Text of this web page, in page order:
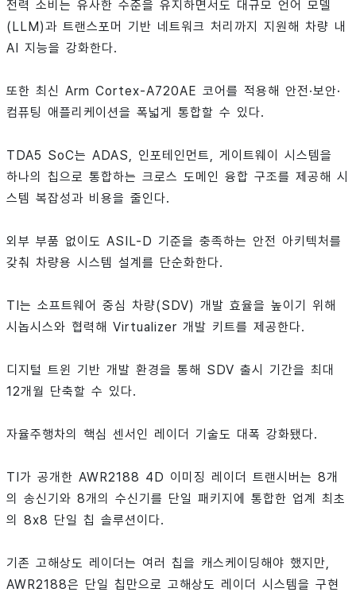
전력 소비는 유사한 수준을 유지하면서도 대규모 언어 모델
(LLM)과 트랜스포머 기반 네트워크 처리까지 지원해 차량 내
AI 지능을 강화한다.
또한 최신 Arm Cortex-A720AE 코어를 적용해 안전·보안·
컴퓨팅 애플리케이션을 폭넓게 통합할 수 있다.
TDA5 SoC는 ADAS, 인포테인먼트, 게이트웨이 시스템을
하나의 칩으로 통합하는 크로스 도메인 융합 구조를 제공해 시
스템 복잡성과 비용을 줄인다.
외부 부품 없이도 ASIL-D 기준을 충족하는 안전 아키텍처를
갖춰 차량용 시스템 설계를 단순화한다.
TI는 소프트웨어 중심 차량(SDV) 개발 효율을 높이기 위해
시놉시스와 협력해 Virtualizer 개발 키트를 제공한다.
디지털 트윈 기반 개발 환경을 통해 SDV 출시 기간을 최대
12개월 단축할 수 있다.
자율주행차의 핵심 센서인 레이더 기술도 대폭 강화됐다.
TI가 공개한 AWR2188 4D 이미징 레이더 트랜시버는 8개
의 송신기와 8개의 수신기를 단일 패키지에 통합한 업계 최초
의 8x8 단일 칩 솔루션이다.
기존 고해상도 레이더는 여러 칩을 캐스케이딩해야 했지만,
AWR2188은 단일 칩만으로 고해상도 레이더 시스템을 구현